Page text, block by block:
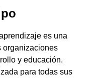
es una
organizaciones
y educación.
para todas sus